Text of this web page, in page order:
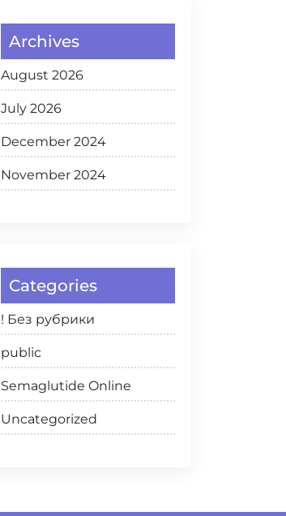
Archives
August 2026
July 2026
December 2024
November 2024
Categories
! Без рубрики
public
Semaglutide Online
Uncategorized